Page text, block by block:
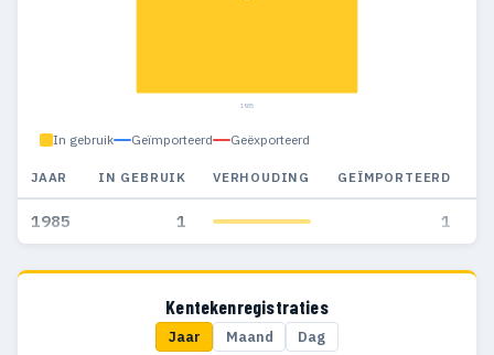
1985
In gebruik Geïmporteerd Geëxporteerd
JAAR IN GEBRUIK VERHOUDING GEÏMPORTEERD
1985 1 1
Kentekenregistraties
Jaar Maand Dag